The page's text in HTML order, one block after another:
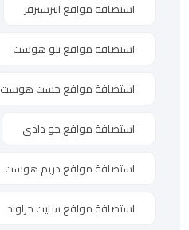
استضافة مواقع انترسيرفر
استضافة مواقع بلو هوست
استضافة مواقع جست هوست
استضافة مواقع جو دادي
استضافة مواقع دريم هوست
استضافة مواقع سايت جراوند